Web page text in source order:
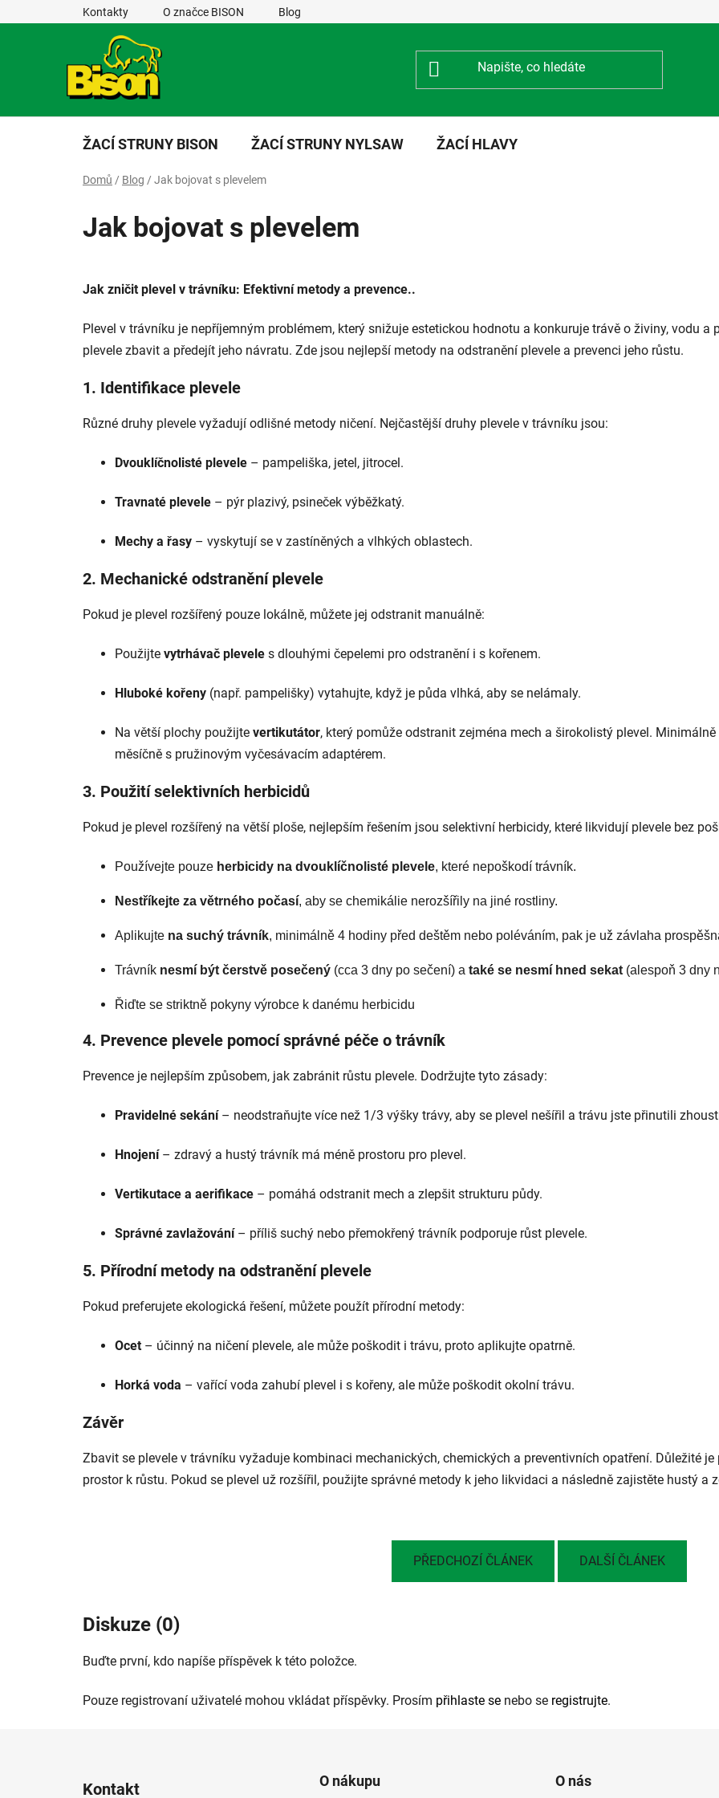
na
Kontakty O značce BISON Blog
ŽACÍ STRUNY BISON ŽACÍ STRUNY NYLSAW ŽACÍ HLAVY
Domů / Blog / Jak bojovat s plevelem
Jak bojovat s plevelem
Jak zničit plevel v trávníku: Efektivní metody a prevence..
Plevel v trávníku je nepříjemným problémem, který snižuje estetickou hodnotu a konkuruje trávě o živiny, vodu
plevele zbavit a předejít jeho návratu. Zde jsou nejlepší metody na odstranění plevele a prevenci jeho růstu.
1. Identifikace plevele
Různé druhy plevele vyžadují odlišné metody ničení. Nejčastější druhy plevele v trávníku jsou:
Dvouklíčnolisté plevele – pampeliška, jetel, jitrocel.
Travnaté plevele – pýr plazivý, psineček výběžkatý.
Mechy a řasy – vyskytují se v zastíněných a vlhkých oblastech.
2. Mechanické odstranění plevele
Pokud je plevel rozšířený pouze lokálně, můžete jej odstranit manuálně:
Použijte vytrhávač plevele s dlouhými čepelemi pro odstranění i s kořenem.
Hluboké kořeny (např. pampelišky) vytahujte, když je půda vlhká, aby se nelámaly.
Na větší plochy použijte vertikutátor, který pomůže odstranit zejména mech a širokolistý plevel.
měsíčně s pružinovým vyčesávacím adaptérem.
3. Použití selektivních herbicidů
Pokud je plevel rozšířený na větší ploše, nejlepším řešením jsou selektivní herbicidy, které likvidují plevele bez
Používejte pouze herbicidy na dvouklíčnolisté plevele, které nepoškodí trávník.
Nestříkejte za větrného počasí, aby se chemikálie nerozšířily na jiné rostliny.
Aplikujte na suchý trávník, minimálně 4 hodiny před deštěm nebo poléváním, pak je už závlaha
Trávník nesmí být čerstvě posečený (cca 3 dny po sečení) a také se nesmí hned sekat (alespoň 3 dny
Řiďte se striktně pokyny výrobce k danému herbicidu
4. Prevence plevele pomocí správné péče o trávník
Prevence je nejlepším způsobem, jak zabránit růstu plevele. Dodržujte tyto zásady:
Pravidelné sekání– neodstraňujte více než 1/3 výšky trávy, aby se plevel nešířil a trávu jste přinutili
Hnojení– zdravý a hustý trávník má méně prostoru pro plevel.
Vertikutace a aerifikace – pomáhá odstranit mech a zlepšit strukturu půdy.
Správné zavlažování– příliš suchý nebo přemokřený trávník podporuje růst plevele.
5. Přírodní metody na odstranění plevele
Pokud preferujete ekologická řešení, můžete použít přírodní metody:
Ocet – účinný na ničení plevele, ale může poškodit i trávu, proto aplikujte opatrně.
Horká voda – vařící voda zahubí plevel i s kořeny, ale může poškodit okolní trávu.
Závěr
Zbavit se plevele v trávníku vyžaduje kombinaci mechanických, chemických a preventivních opatření. Důležité
prostor k růstu. Pokud se plevel už rozšířil, použijte správné metody k jeho likvidaci a následně zajistěte hustý a
PŘEDCHOZÍ ČLÁNEK DALŠÍ ČLÁNEK
Diskuze (0)
Buďte první, kdo napíše příspěvek k této položce.
Pouze registrovaní uživatelé mohou vkládat příspěvky. Prosím přihlaste se nebo se registrujte.
Kontakt O nákupu O nás